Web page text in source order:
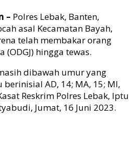
– Polres Lebak, Banten,
asal Kecamatan Bayah,
telah membakar orang
hingga tewas.
dibawah umur yang
AD, 14; MA, 15; MI,
Reskrim Polres Lebak, Iptu
Jumat, 16 Juni 2023.